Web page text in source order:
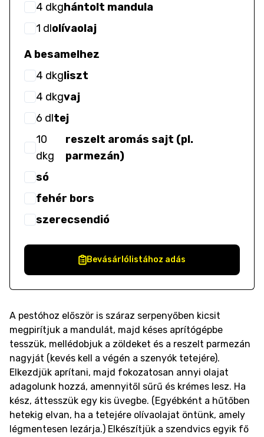
4 dkghántolt mandula
1 dlolívaolaj
A besamelhez
4 dkgliszt
4 dkgvaj
6 dltej
10
dkg
reszelt aromás sajt (pl.
parmezán)
só
fehér bors
szerecsendió
Bevásárlólistához adás
A pestóhoz először is száraz serpenyőben kicsit
megpirítjuk a mandulát, majd késes aprítógépbe
tesszük, mellédobjuk a zöldeket és a reszelt parmezán
nagyját (kevés kell a végén a szenyók tetejére).
Elkezdjük aprítani, majd fokozatosan annyi olajat
adagolunk hozzá, amennyitől sűrű és krémes lesz. Ha
kész, áttesszük egy kis üvegbe. (Egyébként a hűtőben
hetekig elvan, ha a tetejére olívaolajat öntünk, amely
légmentesen lezárja.) Elkészítjük a szendvics egyik fő